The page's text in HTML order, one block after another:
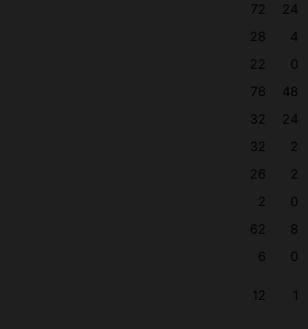
72 24
28 4
22 0
76 48
32 24
32 2
26 2
2 0
62 8
6 0
12 1